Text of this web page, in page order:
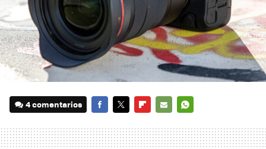
4 comentarios
MAIL